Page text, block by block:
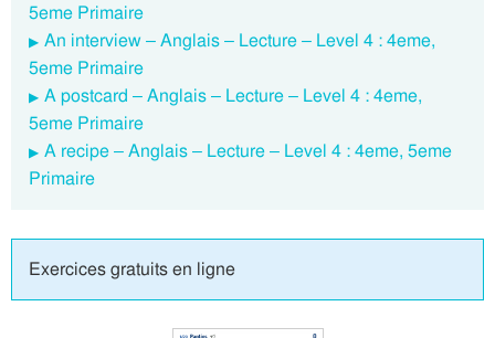
5eme Primaire
An interview – Anglais – Lecture – Level 4 : 4eme,
5eme Primaire
A postcard – Anglais – Lecture – Level 4 : 4eme,
5eme Primaire
A recipe – Anglais – Lecture – Level 4 : 4eme, 5eme
Primaire
Exercices gratuits en ligne